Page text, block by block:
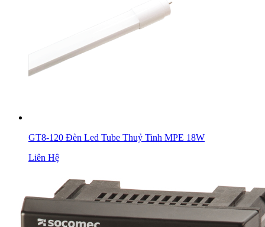
GT8-120 Đèn Led Tube Thuỷ Tinh MPE 18W
Liên Hệ